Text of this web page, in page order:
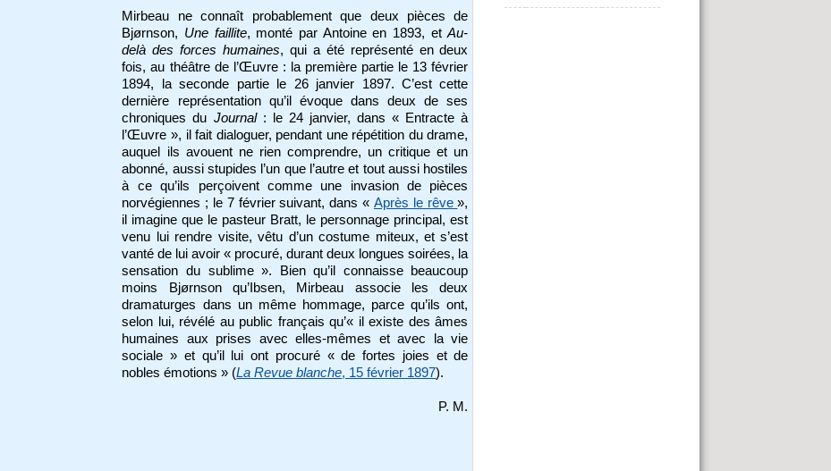
Mirbeau ne connaît probablement que deux pièces de
Bjørnson, Une faillite, monté par Antoine en 1893, etAu-
delà des forces humaines, qui a été représenté en deux
fois, au théâtre de l’Œuvre : la première partie le 13 février
1894, la seconde partie le 26 janvier 1897. C’est cette
dernière représentation qu’il évoque dans deux de ses
chroniques du Journal: le 24 janvier, dans « Entracte à
l’Œuvre », il fait dialoguer, pendant une répétition du drame,
auquel ils avouent ne rien comprendre, un critique et un
abonné, aussi stupides l’un que l’autre et tout aussi hostiles
à ce qu’ils perçoivent comme une invasion de pièces
norvégiennes ; le 7 février suivant, dans « Après le rêve»,
il imagine que le pasteur Bratt, le personnage principal, est
venu lui rendre visite, vêtu d’un costume miteux, et s’est
vanté de lui avoir « procuré, durant deux longues soirées, la
sensation du sublime ». Bien qu’il connaisse beaucoup
moins Bjørnson qu’Ibsen, Mirbeau associe les deux
dramaturges dans un même hommage, parce qu’ils ont,
selon lui, révélé au public français qu’« il existe des âmes
humaines aux prises avec elles-mêmes et avec la vie
sociale » et qu’il lui ont procuré « de fortes joies et de
nobles émotions » (La Revue blanche, 15 février 1897).
P. M.